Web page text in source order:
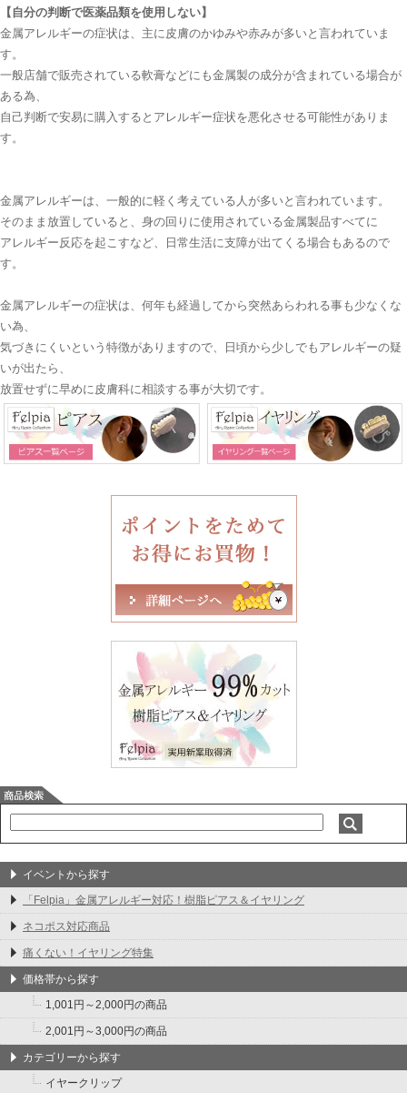
【自分の判断で医薬品類を使用しない】
金属アレルギーの症状は、主に皮膚のかゆみや赤みが多いと言われていま
す。
一般店舗で販売されている軟膏などにも金属製の成分が含まれている場合が
ある為、
自己判断で安易に購入するとアレルギー症状を悪化させる可能性がありま
す。
金属アレルギーは、一般的に軽く考えている人が多いと言われています。
そのまま放置していると、身の回りに使用されている金属製品すべてに
アレルギー反応を起こすなど、日常生活に支障が出てくる場合もあるので
す。
金属アレルギーの症状は、何年も経過してから突然あらわれる事も少なくな
い為、
気づきにくいという特徴がありますので、日頃から少しでもアレルギーの疑
いが出たら、
放置せずに早めに皮膚科に相談する事が大切です。
イベントから探す
「Felpia」金属アレルギー対応！樹脂ピアス＆イヤリング
ネコポス対応商品
痛くない！イヤリング特集
価格帯から探す
1,001円～2,000円の商品
2,001円～3,000円の商品
カテゴリーから探す
イヤークリップ